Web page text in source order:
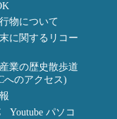
物について
に関するリコー
業の歴史散歩道
へのアクセス)
Youtube パソコ